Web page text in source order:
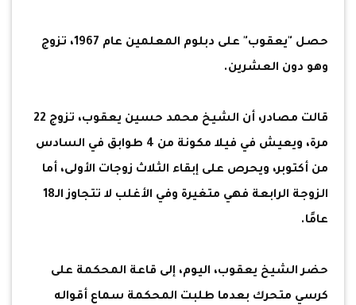
حصل "يعقوب" على دبلوم المعلمين عام 1967، تزوج
وهو دون العشرين.
قالت مصادر، أن الشيخ محمد حسين يعقوب، تزوج 22
مرة، ويعيش في فيلا مكونة من 4 طوابق في السادس
من أكتوبر، ويحرص على إبقاء الثلاث زوجات الأولى، أما
الزوجة الرابعة فهي متغيرة وفي الأغلب لا تتجاوز الـ18
عامًا.
حضر الشيخ يعقوب، اليوم، إلى قاعة المحكمة على
كرسي متحرك بعدما طلبت المحكمة سماع أقواله